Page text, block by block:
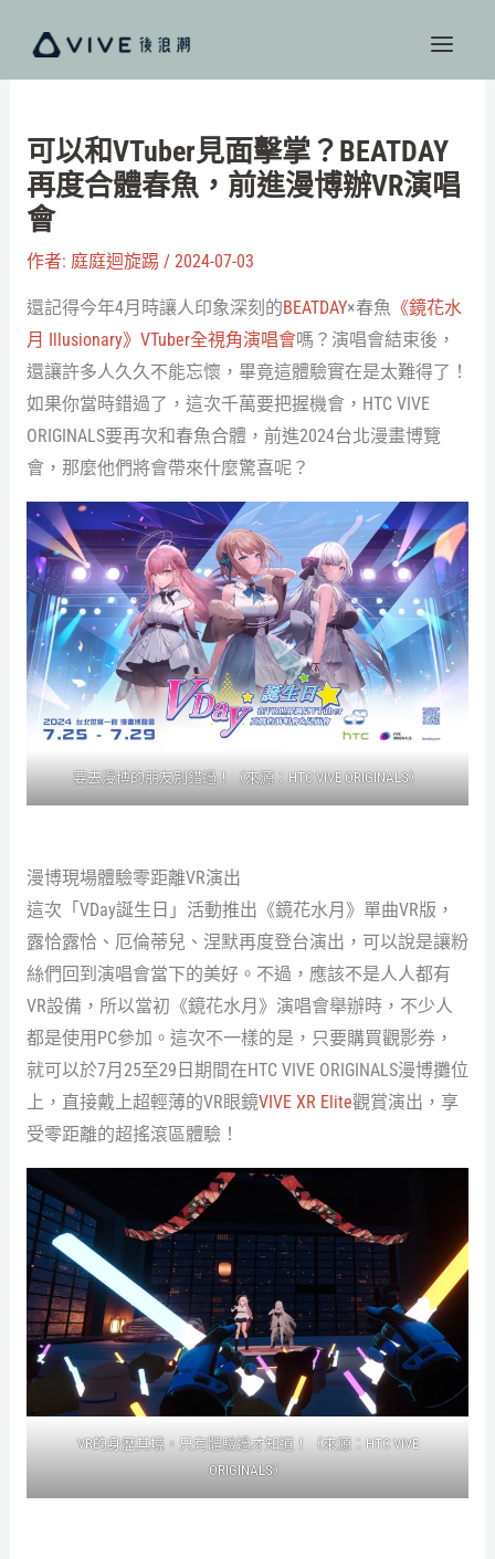
主
可以和VTuber見面擊掌？BEATDAY
再度合體春魚，前進漫博辦VR演唱
會
作者: 庭庭迴旋踢 / 2024-07-03
還記得今年4月時讓人印象深刻的BEATDAY×春魚 《鏡花水
月 Illusionary》VTuber全視角演唱會嗎？演唱會結束後，
還讓許多人久久不能忘懷，畢竟這體驗實在是太難得了！
如果你當時錯過了，這次千萬要把握機會，HTC VIVE
ORIGINALS要再次和春魚合體，前進2024台北漫畫博覽
會，那麼他們將會帶來什麼驚喜呢？
要去漫博的朋友別錯過！（來源：HTC VIVE ORIGINALS）
漫博現場體驗零距離VR演出
這次「VDay誕生日」活動推出《鏡花水月》單曲VR版，
露恰露恰、厄倫蒂兒、涅默再度登台演出，可以說是讓粉
絲們回到演唱會當下的美好。不過，應該不是人人都有
VR設備，所以當初《鏡花水月》演唱會舉辦時，不少人
都是使用PC參加。這次不一樣的是，只要購買觀影券，
就可以於7月25至29日期間在HTC VIVE ORIGINALS漫博攤位
上，直接戴上超輕薄的VR眼鏡VIVE XR Elite觀賞演出，享
受零距離的超搖滾區體驗！
VR的身歷其境，只有體驗過才知道！（來源：HTC VIVE
ORIGINALS）